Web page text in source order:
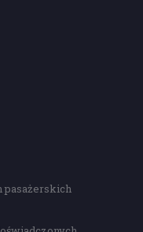
pasażerskich